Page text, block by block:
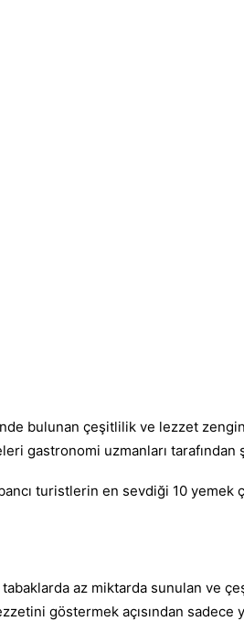
bulunan çeşitlilik ve lezzet
gastronomi uzmanları
turistlerin en sevdiği 10 yemek
tabaklarda az miktarda sunulan ve
göstermek açısından sadece